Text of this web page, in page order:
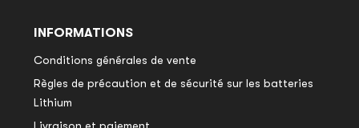
INFORMATIONS
Conditions générales de vente
Règles de précaution et de sécurité sur les batteries
Lithium